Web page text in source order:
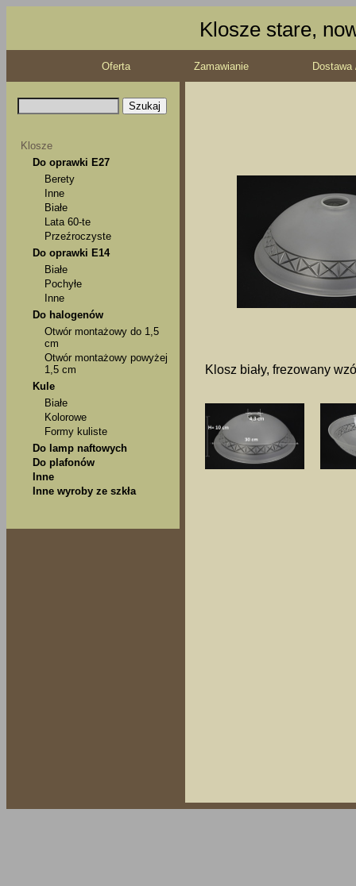
Klosze stare,
Oferta Zamawianie
Klosze
Do oprawki E27
Berety
Inne
Białe
Lata 60-te
Przeźroczyste
Do oprawki E14
Białe
Pochyłe
Inne
Do halogenów
Otwór montażowy do 1,5
cm
Otwór montażowy powyżej
1,5 cm
Kule
Białe
Kolorowe
Formy kuliste
Do lamp naftowych
Do plafonów
Inne
Inne wyroby ze szkła
Klosz biały, frezowany